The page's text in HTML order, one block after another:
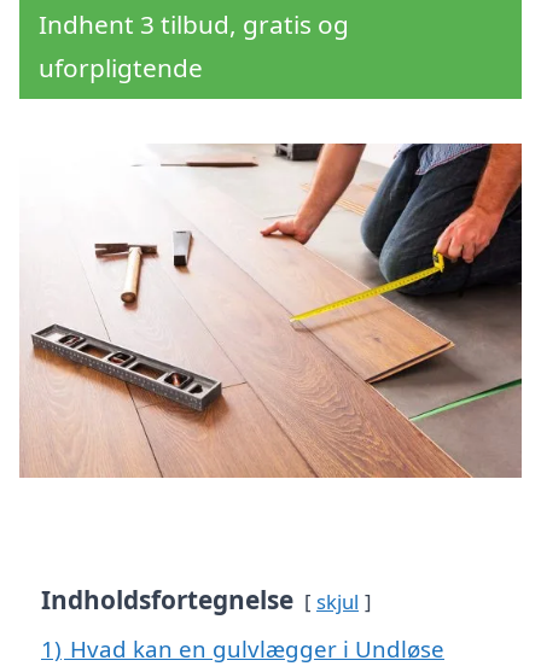
Indhent 3 tilbud, gratis og
uforpligtende
Indholdsfortegnelse skjul
1) Hvad kan en gulvlægger i Undløse